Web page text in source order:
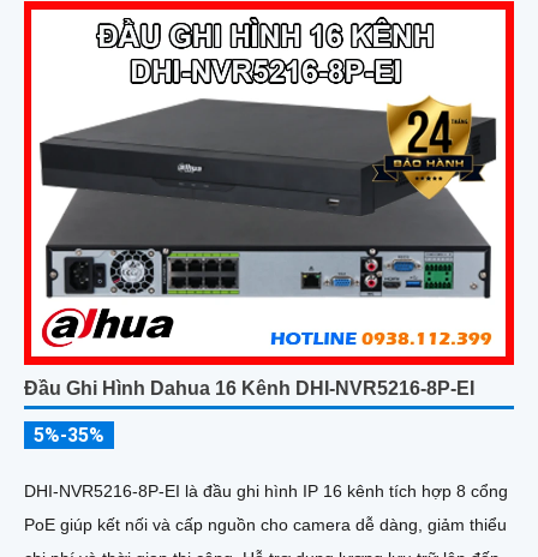
Đầu Ghi Hình Dahua 16 Kênh DHI-NVR5216-8P-EI
5%-35%
DHI-NVR5216-8P-EI là đầu ghi hình IP 16 kênh tích hợp 8 cổng
PoE giúp kết nối và cấp nguồn cho camera dễ dàng, giảm thiểu